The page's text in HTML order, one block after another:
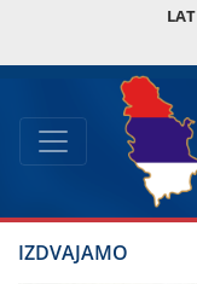
LAT
IZDVAJAMO